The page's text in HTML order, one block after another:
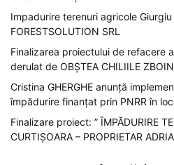
Impadurire terenuri agricole
FORESTSOLUTION SRL
Finalizarea proiectului de refacere
derulat de OBȘTEA CHILIILE
Cristina GHERGHE anunță
împădurire finanțat prin PNRR în
Finalizare proiect: ” ÎMPĂDURIRE
CURTIȘOARA – PROPRIETAR